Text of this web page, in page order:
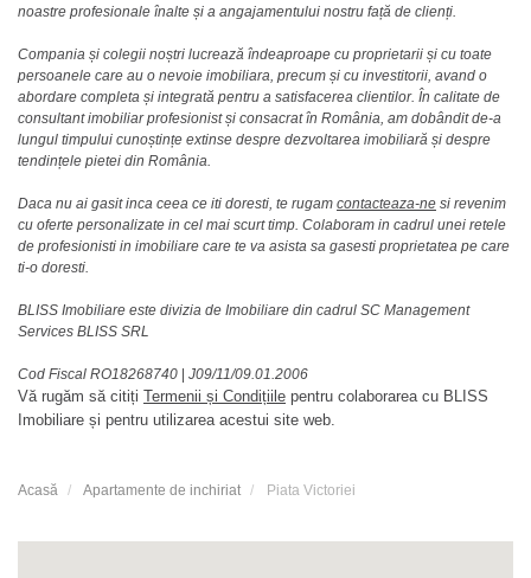
noastre profesionale înalte și a angajamentului nostru față de clienți.
Compania și colegii noștri lucrează îndeaproape cu proprietarii și cu toate
persoanele care au o nevoie imobiliara, precum și cu investitorii, avand o
abordare completa și integrată pentru a satisfacerea clientilor. În calitate de
consultant imobiliar profesionist și consacrat în România, am dobândit de-a
lungul timpului cunoștințe extinse despre dezvoltarea imobiliară și despre
tendințele pietei din România.
Daca nu ai gasit inca ceea ce iti doresti, te rugam contacteaza-ne si revenim
cu oferte personalizate in cel mai scurt timp. Colaboram in cadrul unei retele
de profesionisti in imobiliare care te va asista sa gasesti proprietatea pe care
ti-o doresti.
BLISS Imobiliare este divizia de Imobiliare din cadrul SC Management
Services BLISS SRL
Cod Fiscal RO18268740 | J09/11/09.01.2006
Vă rugăm să citiți Termenii și Condițiile pentru colaborarea cu BLISS
Imobiliare și pentru utilizarea acestui site web.
Acasă Apartamente de inchiriat Piata Victoriei